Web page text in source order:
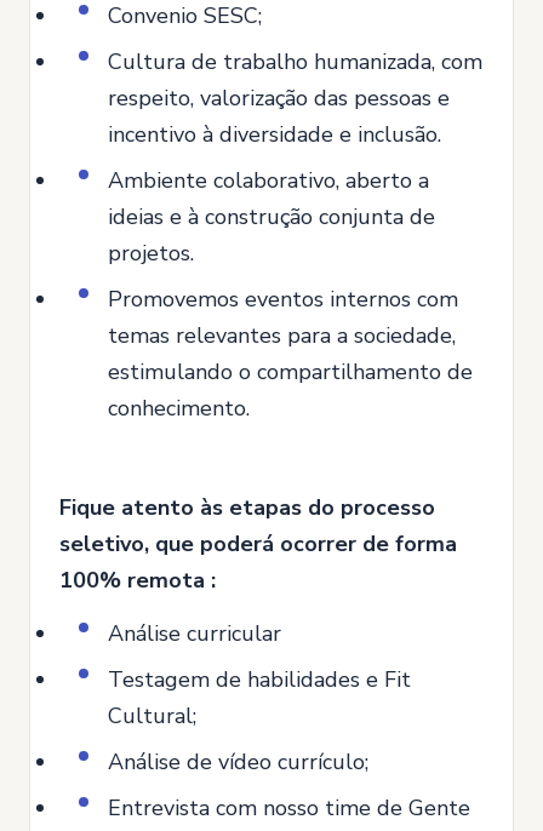
Convenio SESC;
Cultura de trabalho humanizada, com
respeito, valorização das pessoas e
incentivo à diversidade e inclusão.
Ambiente colaborativo, aberto a
ideias e à construção conjunta de
projetos.
Promovemos eventos internos com
temas relevantes para a sociedade,
estimulando o compartilhamento de
conhecimento.
Fique atento às etapas do processo
seletivo, que poderá ocorrer de forma
100% remota :
Análise curricular
Testagem de habilidades e Fit
Cultural;
Análise de vídeo currículo;
Entrevista com nosso time de Gente